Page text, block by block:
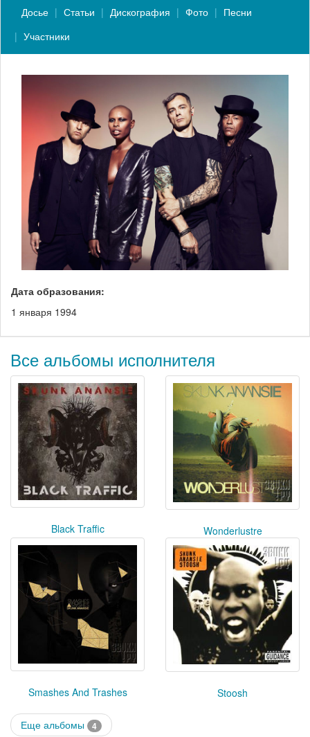
Досье Статьи Дискография Фото
Песни
Участники
Дата образования:
1 января 1994
Все альбомы исполнителя
Black Traffic Wonderlustre
Smashes And Trashes Stoosh
Еще альбомы 4